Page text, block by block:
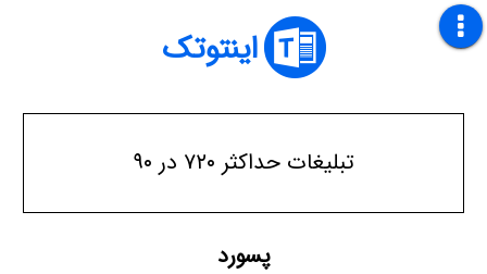
اینتوتک
تبلیغات حداکثر ۷۲۰ در ۹۰
پسورد